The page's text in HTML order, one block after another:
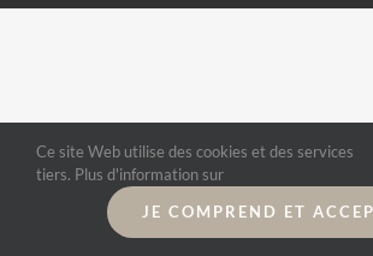
Ce site Web utilise des cookies et des services
tiers. Plus d'information sur
JE COMPREND ET